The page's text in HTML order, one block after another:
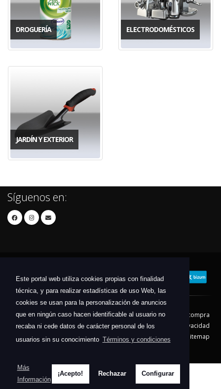
Este portal web utiliza cookies propias con finalidad
técnica, y para realizar estadísticas de uso Web, las
cookies se usan para la personalización de anuncios
que en ningún caso hacen identificable al usuario no
recaba ni cede datos de carácter personal de los
usuarios sin su conocimiento Términos y condiciones
Más
Información
¡Acepto! Rechazar Configurar
DROGUERÍA ELECTRODOMÉSTICOS
JARDÍN Y EXTERIOR
Síguenos en:
Contacto Aviso Legal
Condiciones de compra
Política de envíos
Política de devolución
Política de Privacidad
Política de Cookies
Sitemap